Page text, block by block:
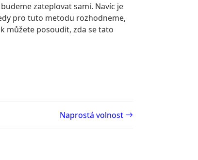
zateplovat sami. Navíc je
pro tuto metodu rozhodneme,
můžete posoudit, zda se tato
Naprostá volnost